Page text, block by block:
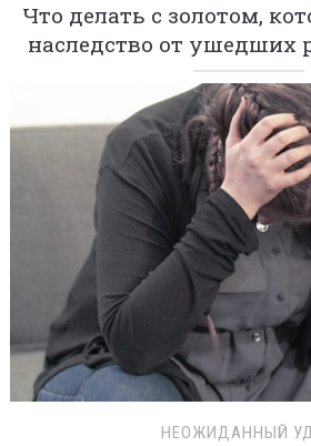
Что делать с золотом,
наследство от ушедших
НЕОЖИДАННЫЙ